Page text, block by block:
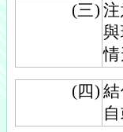
(三)
(四)